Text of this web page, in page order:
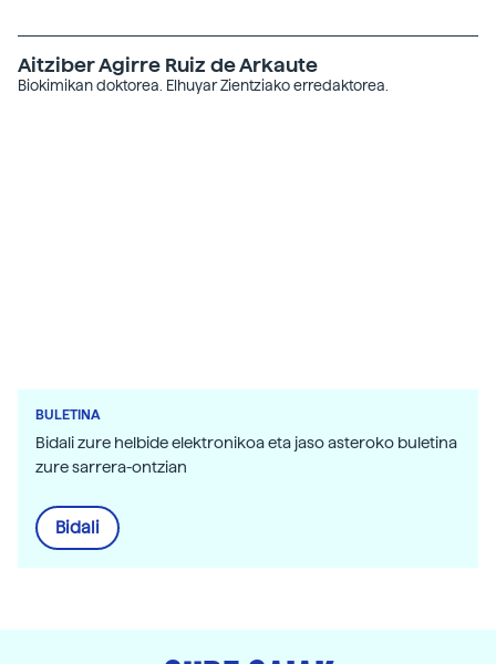
Aitziber Agirre Ruiz de Arkaute
Biokimikan doktorea. Elhuyar Zientziako erredaktorea.
BULETINA
Bidali zure helbide elektronikoa eta jaso asteroko buletina
zure sarrera-ontzian
Bidali